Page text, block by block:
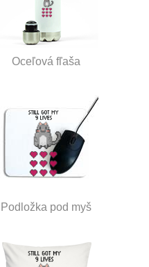
Oceľová fľaša
Podložka pod myš